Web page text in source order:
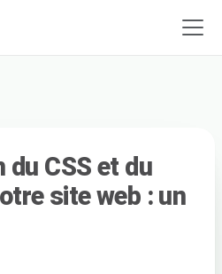
CSS et du
site web : un